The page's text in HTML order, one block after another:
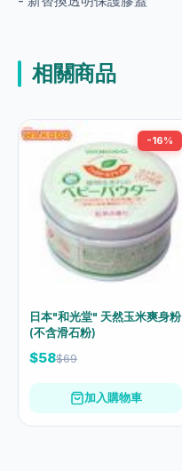
相關商品
-16%
日本"和光堂" 天然玉米爽身粉
(不含滑石粉)
$58$69
加入購物車